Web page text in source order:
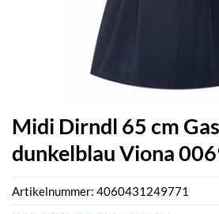
Midi Dirndl 65 cm
dunkelblau Viona
Artikelnummer: 4060431249771